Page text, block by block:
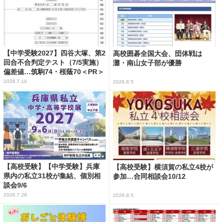
【中学受験2027】四谷大塚、第2
回合不合判定テスト（7/5実施）
偏差値…筑駒74・桜蔭70＜PR＞
2026.7.10
高校囲碁全国大会、団体戦は
灘・南山女子部が優勝
2026.8.5
【高校受験】【中学受験】兵庫
県内の私立31校が集結、個別相
談会9/6
2026.7.28
【高校受験】横須賀の私立4校が
参加…合同相談会10/12
2026.8.5